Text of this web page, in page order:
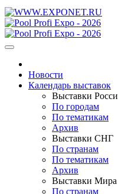
Новости
Календарь выставок
Выставки
По городам
По тематикам
Архив
Выставки СНГ
По странам
По тематикам
Архив
Выставки Мира
По странам